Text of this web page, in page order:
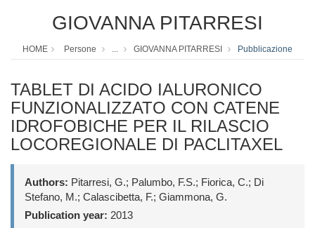
GIOVANNA PITARRESI
HOME Persone ... GIOVANNA PITARRESI Pubblicazione
TABLET DI ACIDO IALURONICO
FUNZIONALIZZATO CON CATENE
IDROFOBICHE PER IL RILASCIO
LOCOREGIONALE DI PACLITAXEL
Authors: Pitarresi, G.; Palumbo, F.S.; Fiorica, C.; Di
Stefano, M.; Calascibetta, F.; Giammona, G.
Publication year: 2013